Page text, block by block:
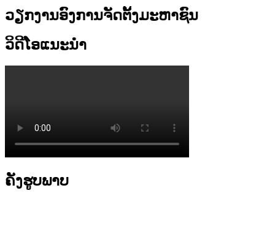
ວຽກງານອົງການຈັດຕັ້ງມະຫາຊົນ
ວິດີໂອແນະນຳ
ຄັງຮູບພາບ